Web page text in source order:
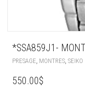
*SSA859J1-
PRESAGE MONTRES SEIKO
550.00$